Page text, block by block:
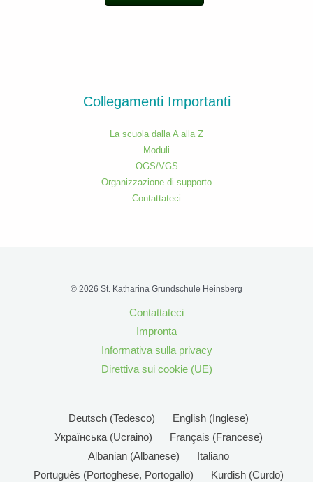
Collegamenti Importanti
La scuola dalla A alla Z
Moduli
OGS/VGS
Organizzazione di supporto
Contattateci
© 2026 St. Katharina Grundschule Heinsberg
Contattateci
Impronta
Informativa sulla privacy
Direttiva sui cookie (UE)
Deutsch(Tedesco) English ( Inglese)
Українська(Ucraino) Français (Francese)
Albanian(Albanese)
Italiano
Português (Portoghese, Portogallo) Kurdish (Curdo)